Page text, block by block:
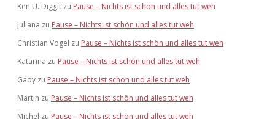
Ken U. Diggit zu Pause – Nichts ist schön und alles tut weh
Juliana zu Pause – Nichts ist schön und alles tut weh
Christian Vogel zu Pause – Nichts ist schön und alles tut weh
Katarina zu Pause – Nichts ist schön und alles tut weh
Gaby zu Pause – Nichts ist schön und alles tut weh
Martin zu Pause – Nichts ist schön und alles tut weh
Michel zu Pause – Nichts ist schön und alles tut weh